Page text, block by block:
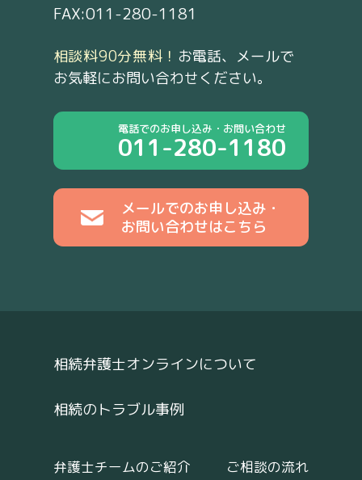
FAX:011-280-1181
相談料90分無料！ お電話、メールで
お気軽にお問い合わせください。
電話でのお申し込み・お問い合わせ
011-280-1180
メールでのお申し込み・
お問い合わせはこちら
相続弁護士オンラインについて
相続のトラブル事例
弁護士チームのご紹介 ご相談の流れ